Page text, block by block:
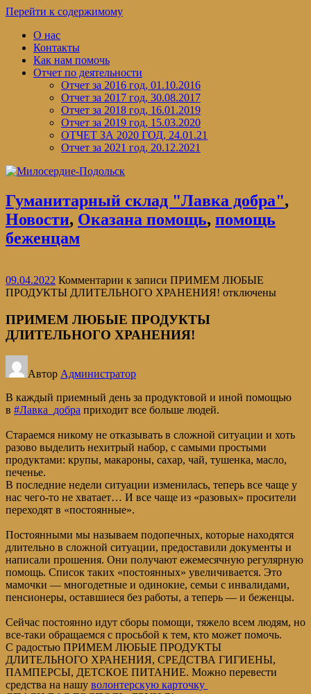
Перейти к содержимому
О нас
Контакты
Как нам помочь
Отчет по деятельности
Отчет за 2016 год, 01.10.2016
Отчет за 2017 год, 30.08.2017
Отчет за 2018 год, 16.01.2019
Отчет за 2019 год, 15.03.2020
ОТЧЕТ ЗА 2020 ГОД, 24.01.21
Отчет за 2021 год, 20.12.2021
Гуманитарный склад "Лавка добра",
Новости, Оказана помощь, помощь
беженцам
09.04.2022 Комментарии к записи ПРИМЕМ ЛЮБЫЕ
ПРОДУКТЫ ДЛИТЕЛЬНОГО ХРАНЕНИЯ! отключены
ПРИМЕМ ЛЮБЫЕ ПРОДУКТЫ
ДЛИТЕЛЬНОГО ХРАНЕНИЯ!
Автор Администратор
В каждый приемный день за продуктовой и иной помощью
в #Лавка_добра приходит все больше людей.
Стараемся никому не отказывать в сложной ситуации и хоть
разово выделить нехитрый набор, с самыми простыми
продуктами: крупы, макароны, сахар, чай, тушенка, масло,
печенье.
В последние недели ситуации изменилась, теперь все чаще у
нас чего-то не хватает… И все чаще из «разовых» просители
переходят в «постоянные».
Постоянными мы называем подопечных, которые находятся
длительно в сложной ситуации, предоставили документы и
написали прошения. Они получают ежемесячную регулярную
помощь. Список таких «постоянных» увеличивается. Это
мамочки — многодетные и одинокие, семьи с инвалидами,
пенсионеры, оставшиеся без работы, а теперь — и беженцы.
Сейчас постоянно идут сборы помощи, тяжело всем людям, но
все-таки обращаемся с просьбой к тем, кто может помочь.
С радостью ПРИМЕМ ЛЮБЫЕ ПРОДУКТЫ
ДЛИТЕЛЬНОГО ХРАНЕНИЯ, СРЕДСТВА ГИГИЕНЫ,
ПАМПЕРСЫ, ДЕТСКОЕ ПИТАНИЕ. Можно перевести
средства на нашу волонтерскую карточку